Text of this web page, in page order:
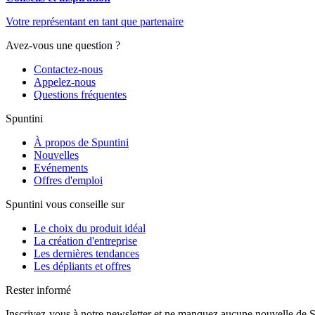
Votre représentant en tant que partenaire
Avez-vous une question ?
Contactez-nous
Appelez-nous
Questions fréquentes
Spuntini
À propos de Spuntini
Nouvelles
Evénements
Offres d'emploi
Spuntini vous conseille sur
Le choix du produit idéal
La création d'entreprise
Les dernières tendances
Les dépliants et offres
Rester informé